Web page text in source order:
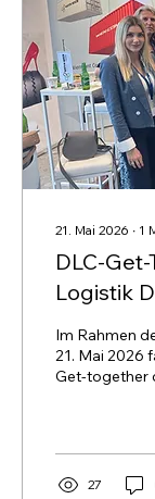
21. Mai 2026 ∙ 1
DLC-
Logistik
Im Rahmen
21. Mai 2026
Get-together
27